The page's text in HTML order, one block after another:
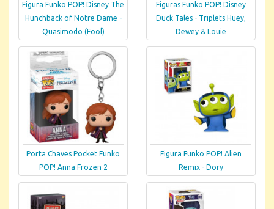
Figura Funko POP! Disney The
Hunchback of Notre Dame -
Quasimodo (Fool)
Figuras Funko POP! Disney
Duck Tales - Triplets Huey,
Dewey & Louie
Porta Chaves Pocket Funko
POP! Anna Frozen 2
Figura Funko POP! Alien
Remix - Dory